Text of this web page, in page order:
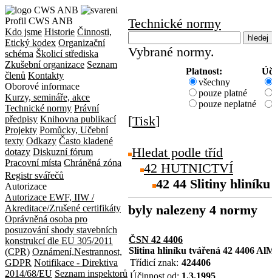
Profil CWS ANB
Kdo jsme Historie Činnosti,
Etický kodex Organizační
schéma Školicí střediska
Zkušební organizace Seznam
členů Kontakty
Oborové informace
Kurzy, semináře, akce
Technické normy Právní
předpisy Knihovna publikací
Projekty Pomůcky, Učební
texty Odkazy Často kladené
dotazy Diskuzní fórum
Pracovní místa Chráněná zóna
Registr svářečů
Autorizace
Autorizace EWF, IIW /
Akreditace/Zrušené certifikáty
Oprávněná osoba pro
posuzování shody stavebních
konstrukcí dle EU 305/2011
(CPR) Oznámení,Nestrannost,
GDPR Notifikace - Direktiva
2014/68/EU Seznam inspektorů
Technické normy
Vybrané normy.
Platnost:
všechny
pouze platné
pouze neplatné
[Tisk]
Hledat podle tříd
42 HUTNICTVÍ
42 44 Slitiny
byly nalezeny 4 normy
ČSN 42 4406
Slitina hliníku tvářená 42 4406
Třídicí znak: 424406
Účinnost od: 1.3.1995